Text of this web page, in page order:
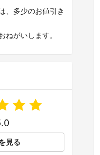
、多少のお値引き
ねがいします。
見る